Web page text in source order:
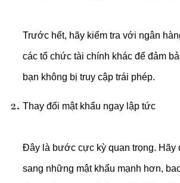
Trước hết, hãy kiểm tra với ngân
các tổ chức tài chính khác để đảm
bạn không bị truy cập trái phép.
Thay đổi mật khẩu ngay lập tức
Đây là bước cực kỳ quan trọng. Hãy
sang những mật khẩu mạnh hơn,